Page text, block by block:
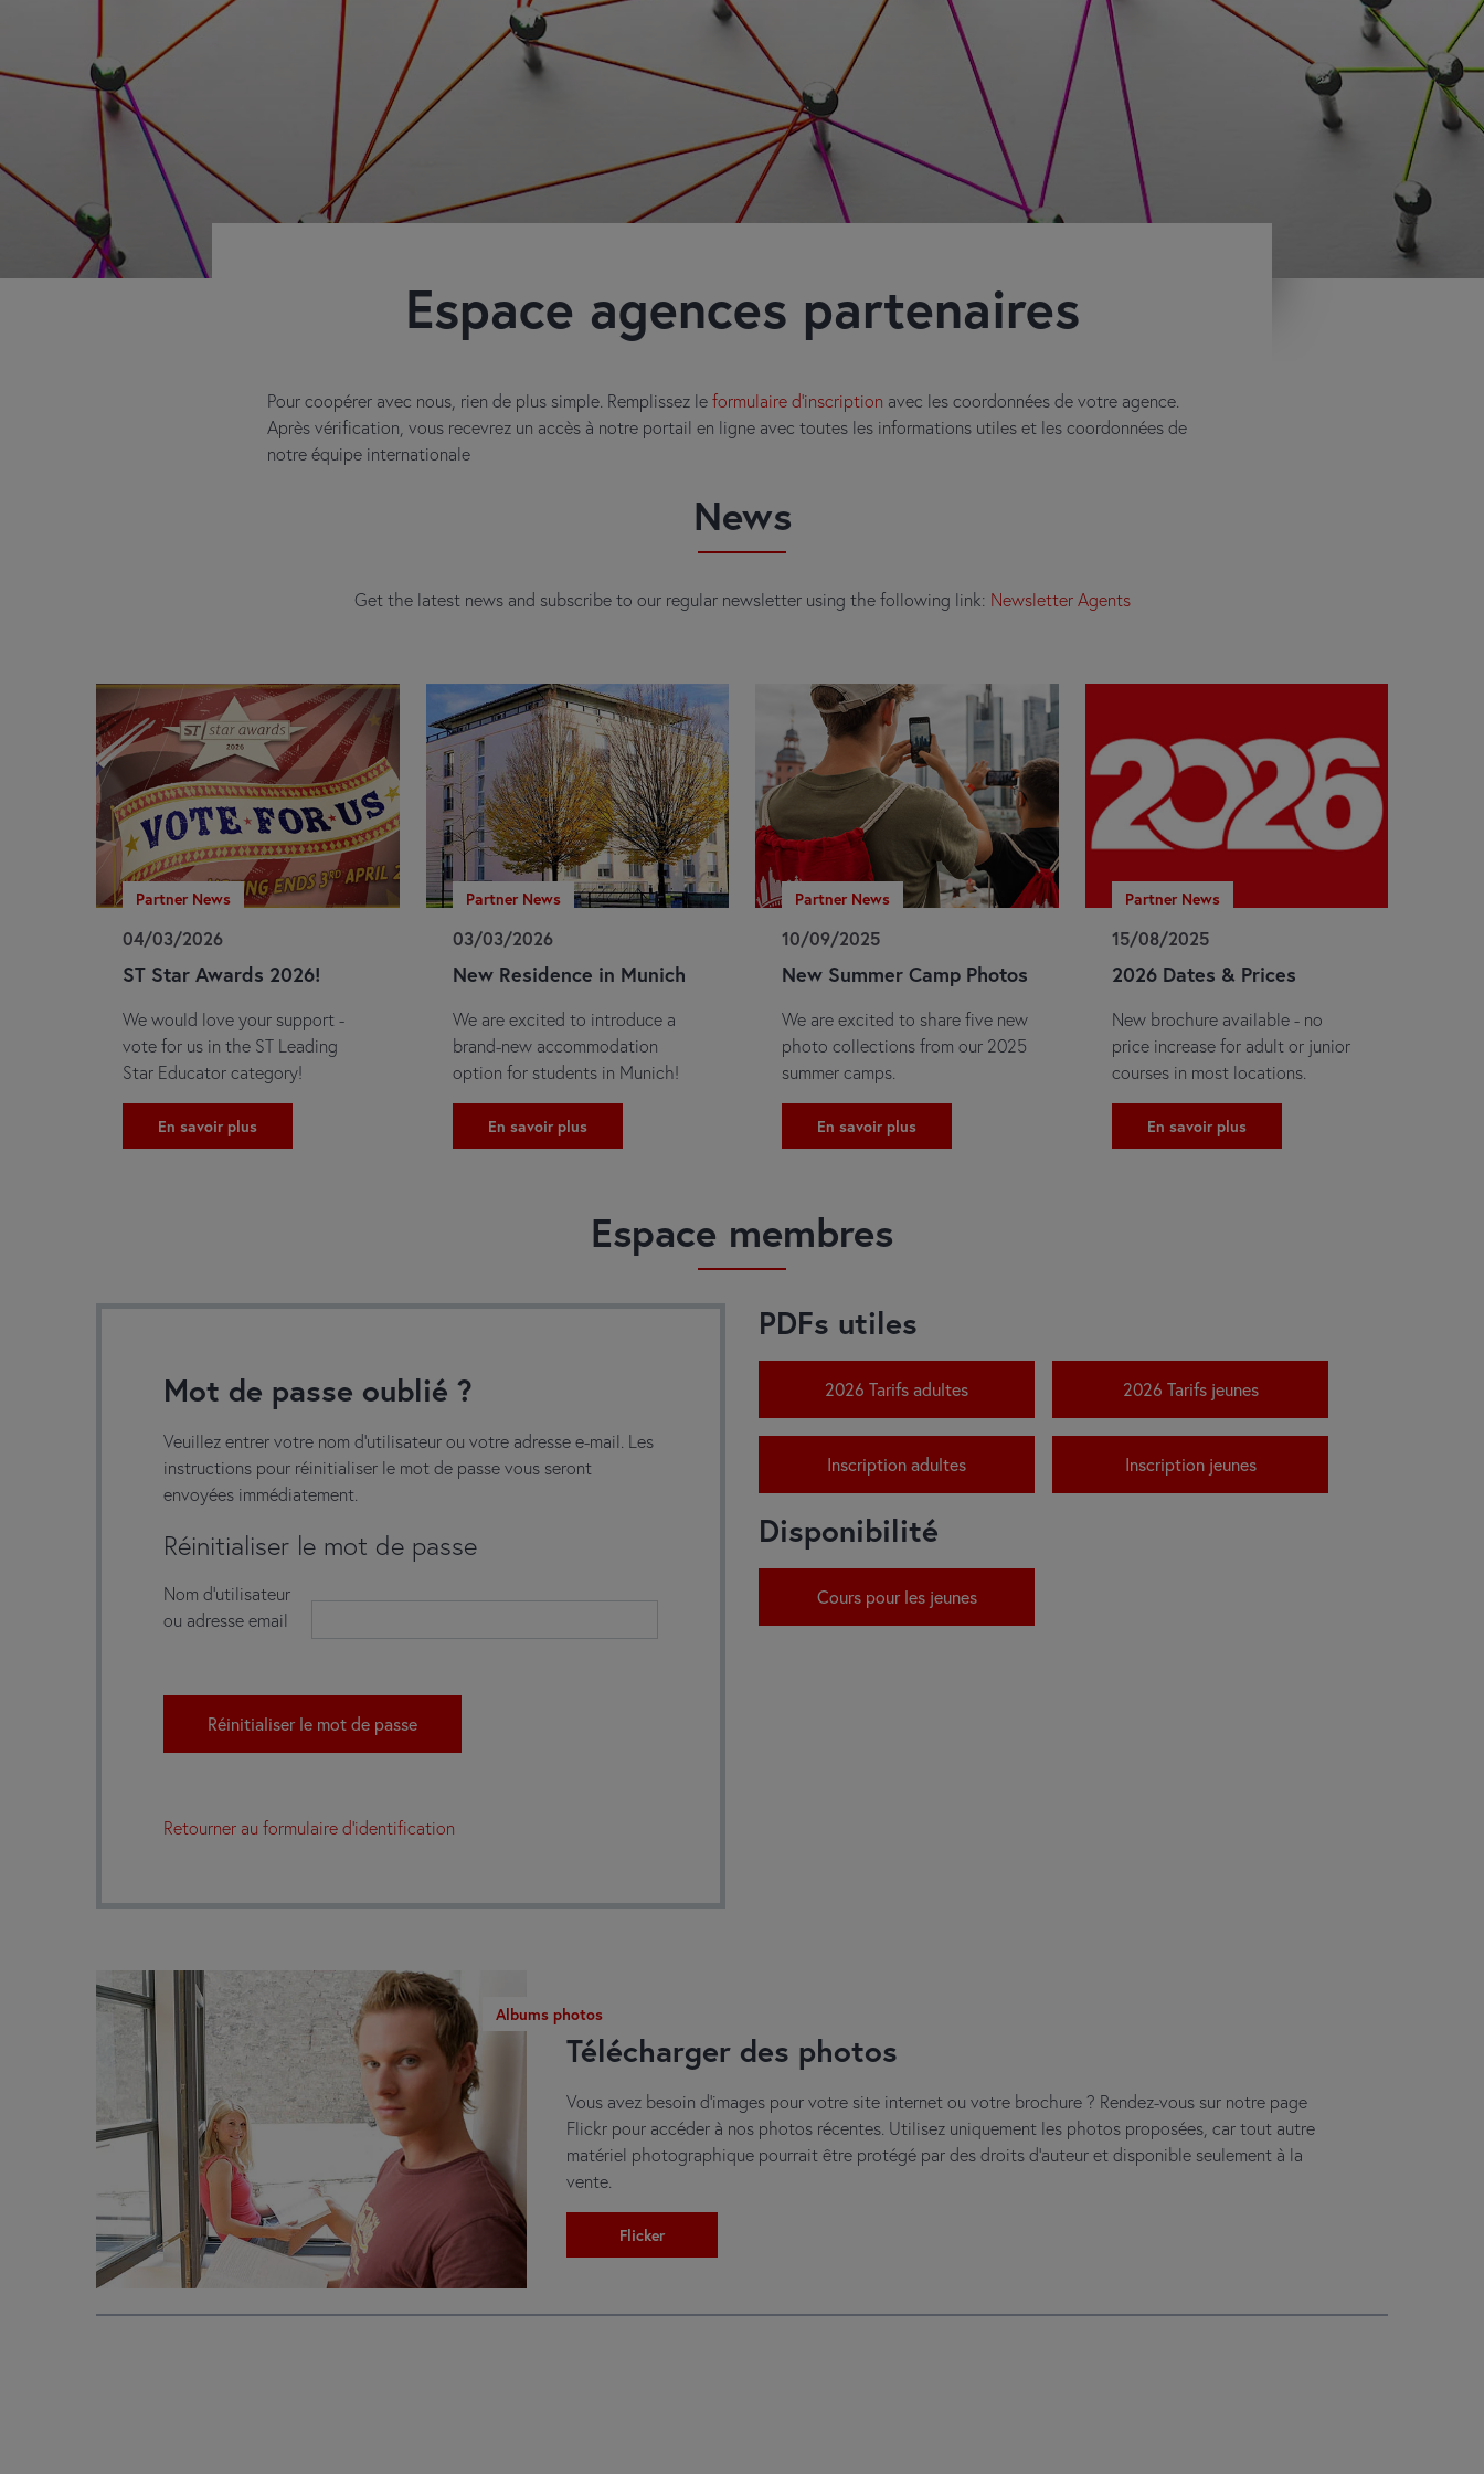
Espace agences partenaires
Pour coopérer avec nous, rien de plus simple. Remplissez leformulaire d’inscription avec les coordonnées de votre agence.
Après vérification, vous recevrez un accès à notre portail en ligne avec toutes les informations utiles et les coordonnées de
notre équipe internationale
News
Get the latest news and subscribe to our regular newsletter using the following link: Newsletter Agents
Partner News
04/03/2026
ST Star Awards 2026!
We would love your support -
vote for us in the ST Leading
Star Educator category!
En savoir plus
Partner News
03/03/2026
New Residence in Munich
We are excited to introduce a
brand-new accommodation
option for students in Munich!
En savoir plus
Partner News
10/09/2025
New Summer Camp Photos
We are excited to share five new
photo collections from our 2025
summer camps.
En savoir plus
Partner News
15/08/2025
2026 Dates & Prices
New brochure available - no
price increase for adult or junior
courses in most locations.
En savoir plus
Espace membres
Mot de passe oublié ?
Veuillez entrer votre nom d'utilisateur ou votre adresse e-mail. Les
instructions pour réinitialiser le mot de passe vous seront
envoyées immédiatement.
Réinitialiser le mot de passe
Nom d'utilisateur
ou adresse email
Retourner au formulaire d'identification
PDFs utiles
2026 Tarifs adultes 2026 Tarifs jeunes
Inscription adultes Inscription jeunes
Disponibilité
Cours pour les jeunes
Albums photos
Télécharger des photos
Vous avez besoin d’images pour votre site internet ou votre brochure ? Rendez-vous sur notre page
Flickr pour accéder à nos photos récentes. Utilisez uniquement les photos proposées, car tout autre
matériel photographique pourrait être protégé par des droits d’auteur et disponible seulement à la
vente.
Flicker